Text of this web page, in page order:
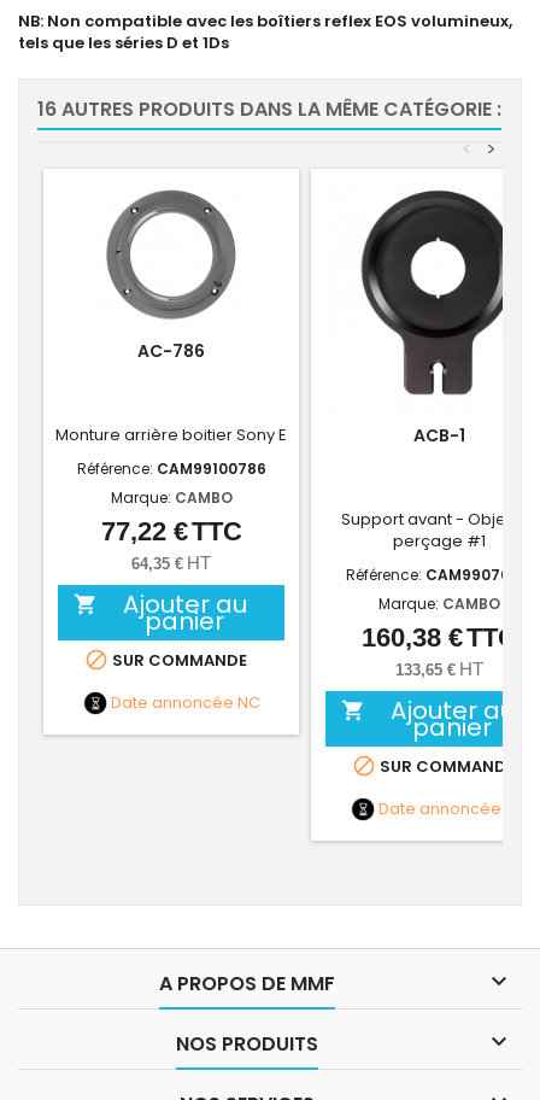
NB: Non compatible avec les boîtiers reflex EOS volumineux,
tels que les séries D et 1Ds
16 AUTRES PRODUITS DANS LA MÊME CATÉGORIE :
>
<
AC-786
Monture arrière boitier Sony E
Référence: CAM99100786
Marque: CAMBO
Prix
77,22 €TTC
64,35 € HT
 Ajouter au
panier
 SUR COMMANDE
Date annoncée NC
ACB-1
Support avant - Objectifs
perçage #1
Référence: CAM99070711
Marque: CAMBO
Prix
160,38 €TTC
133,65 € HT
 Ajouter au
panier
 SUR COMMANDE
Date annoncée
A PROPOS DE MMF 
NOS PRODUITS 